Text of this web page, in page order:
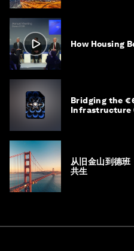
How Housing
Bridging the
Infrastructure
从旧金山到德
共生